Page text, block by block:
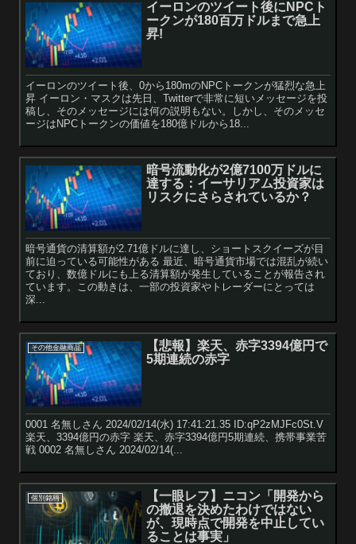
イーロンのツイート後にNPCト
ークンが180百万ドルまで急上
昇!
イーロンのツイート後、0から180mのNPCトークンが猛烈な急上
昇 イーロン・マスクは先日、Twitterで非常に短いメッセージを投
稿し、そのメッセージには何の説明もない。しかし、そのメッセ
ージはNPCトークンの価値を180億ドルから18...
暗号流動化が2億7100万ドルに
達する：イーサリアム投資家は
リスクにさらされているか？
暗号通貨の清算額が2.71億ドルに達し、ショートスクイーズが目
前に迫っている可能性がある 最近、暗号通貨市場では混乱が続い
ており、数億ドルにも上る清算額が発生していることが報告され
ています。この動きは、一部の投資家やトレーダーにとっては
深...
その他金融商品
【悲報】楽天、赤字3394億円で
5期連続の赤字
0001 名無しさん 2024/02/14(水) 17:41:21.35 ID:qP2zMJFc0St.V
楽天、3394億円の赤字 楽天、赤字3394億円5期連続、携帯事業苦
戦 0002 名無しさん 2024/02/14(...
個別銘柄
【一眼レフ】ニコン「開発から
の撤退を決めたわけではない
が、現時点で開発を中止してい
ることは事実」